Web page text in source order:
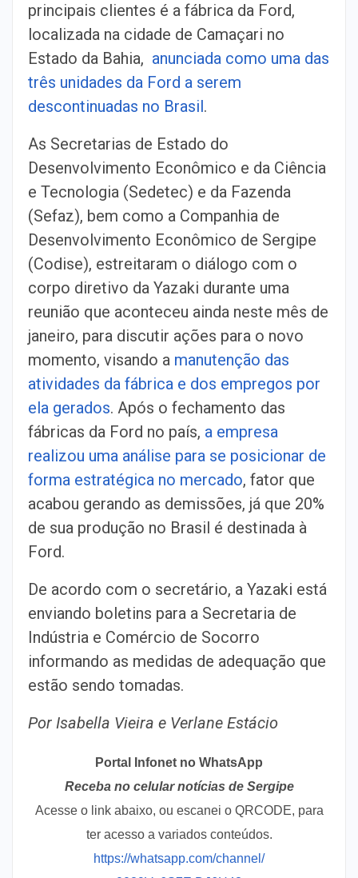
principais clientes é a fábrica da Ford,
localizada na cidade de Camaçari no
Estado da Bahia, anunciada como uma das
três unidades da Ford a serem
descontinuadas no Brasil.
As Secretarias de Estado do
Desenvolvimento Econômico e da Ciência
e Tecnologia (Sedetec) e da Fazenda
(Sefaz), bem como a Companhia de
Desenvolvimento Econômico de Sergipe
(Codise), estreitaram o diálogo com o
corpo diretivo da Yazaki durante uma
reunião que aconteceu ainda neste mês de
janeiro, para discutir ações para o novo
momento, visando a manutenção das
atividades da fábrica e dos empregos por
ela gerados. Após o fechamento das
fábricas da Ford no país, a empresa
realizou uma análise para se posicionar de
forma estratégica no mercado, fator que
acabou gerando as demissões, já que 20%
de sua produção no Brasil é destinada à
Ford.
De acordo com o secretário, a Yazaki está
enviando boletins para a Secretaria de
Indústria e Comércio de Socorro
informando as medidas de adequação que
estão sendo tomadas.
Por Isabella Vieira e Verlane Estácio
Portal Infonet no WhatsApp
Receba no celular notícias de Sergipe
Acesse o link abaixo, ou escanei o QRCODE, para
ter acesso a variados conteúdos.
https://whatsapp.com/channel/